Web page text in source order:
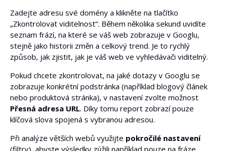
Limit klíčových slov na stránku
Zadejte adresu své domény a klikněte na tlačítko
„Zkontrolovat viditelnost“. Během několika sekund uvidíte
seznam frází, na které se váš web zobrazuje v Googlu,
stejně jako historii změn a celkový trend. Je to rychlý
způsob, jak zjistit, jak je váš web ve vyhledávači viditelný.
Pokud chcete zkontrolovat, na jaké dotazy v Googlu se
zobrazuje konkrétní podstránka (například blogový článek
nebo produktová stránka), v nastavení zvolte možnost
Přesná adresa URL. Díky tomu report zobrazí pouze
klíčová slova spojená s vybranou adresou.
Při analýze větších webů využijte pokročilé nastavení
(filtry), abyste výsledky zúžili například pouze na fráze,